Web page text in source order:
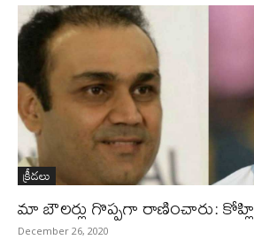
క్రీడలు
మా బౌలర్లు గొప్పగా రాణించారు: కోహ్లి
December 26, 2020